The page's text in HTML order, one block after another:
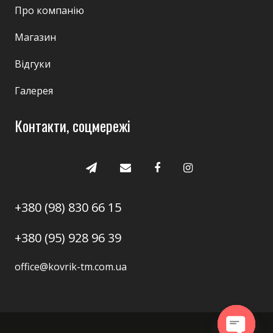
Про компанію
Магазин
Відгуки
Галерея
Контакти, соцмережі
+380 (98) 830 66 15
+380 (95) 928 96 39
office@kovrik-tm.com.ua